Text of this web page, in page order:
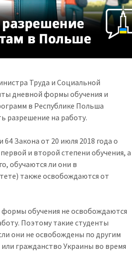
Труда и Социальной
дневной формы обучения и
в Республике Польша
разрешение на работу.
Закона от 20 июля 2018 года о
и второй степени обучения, а
обучаются ли они в
также освобождаются от
обучения не освобождаются
Поэтому такие студенты
они не освобождены по другим
гражданство Украины во время